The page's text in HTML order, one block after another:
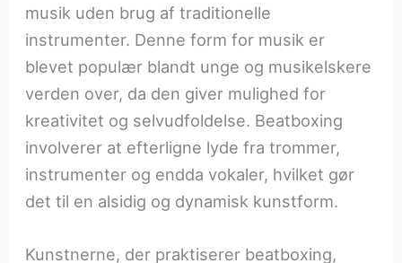
musik uden brug af traditionelle
instrumenter. Denne form for musik er
blevet populær blandt unge og musikelskere
verden over, da den giver mulighed for
kreativitet og selvudfoldelse. Beatboxing
involverer at efterligne lyde fra trommer,
instrumenter og endda vokaler, hvilket gør
det til en alsidig og dynamisk kunstform.
Kunstnerne, der praktiserer beatboxing,